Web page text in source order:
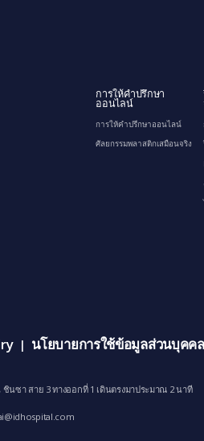
การให้คำปรึกษา
ออนไลน์
การให้คำปรึกษาออนไลน์
ศัลยกรรมพลาสติกเสมือนจริง
| นโยบายการใช้ข้อมูลส่วนบุคคล
นซา สาย 3 ทางออกที่ 1 เดินตรงมาประมาณ 2 นาที